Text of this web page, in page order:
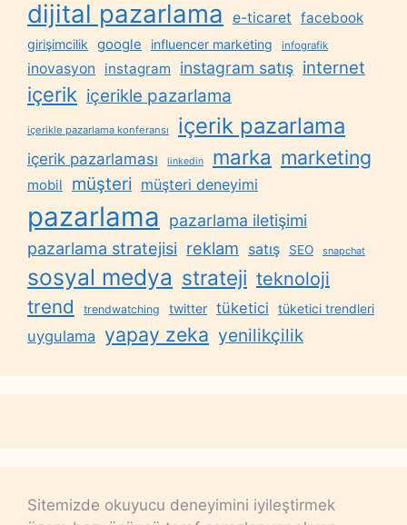
dijital pazarlama e-ticaret facebook
girişimcilik google influencer marketing infografik
inovasyon instagram instagram satış internet
içerik içerikle pazarlama
içerikle pazarlama konferansı içerik pazarlama
içerik pazarlaması linkedin marka marketing
mobil müşteri müşteri deneyimi
pazarlama
pazarlama iletişimi
pazarlama stratejisi reklam satış SEO snapchat
sosyal medya strateji teknoloji
trend trendwatching twitter tüketici tüketici trendleri
uygulama yapay zeka yenilikçilik
Sitemizde okuyucu deneyimini iyileştirmek